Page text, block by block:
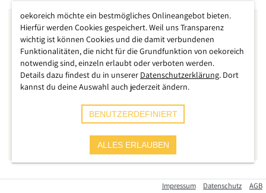
Wochenlang war die Aufmerksamkeit groß, nachdem
Impressum Datenschutz AGB
oekoreich möchte ein bestmögliches Onlineangebot bieten.
Hierfür werden Cookies gespeichert. Weil uns Transparenz
wichtig ist können Cookies und die damit verbundenen
Funktionalitäten, die nicht für die Grundfunktion von oekoreich
notwendig sind, einzeln erlaubt oder verboten werden.
Details dazu findest du in unserer Datenschutzerklärung. Dort
kannst du deine Auswahl auch jederzeit ändern.
BENUTZERDEFINIERT
ALLES ERLAUBEN